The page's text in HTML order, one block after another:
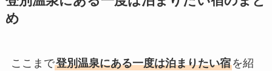
め
ここまで登別温泉にある一度は泊まりたい宿を紹